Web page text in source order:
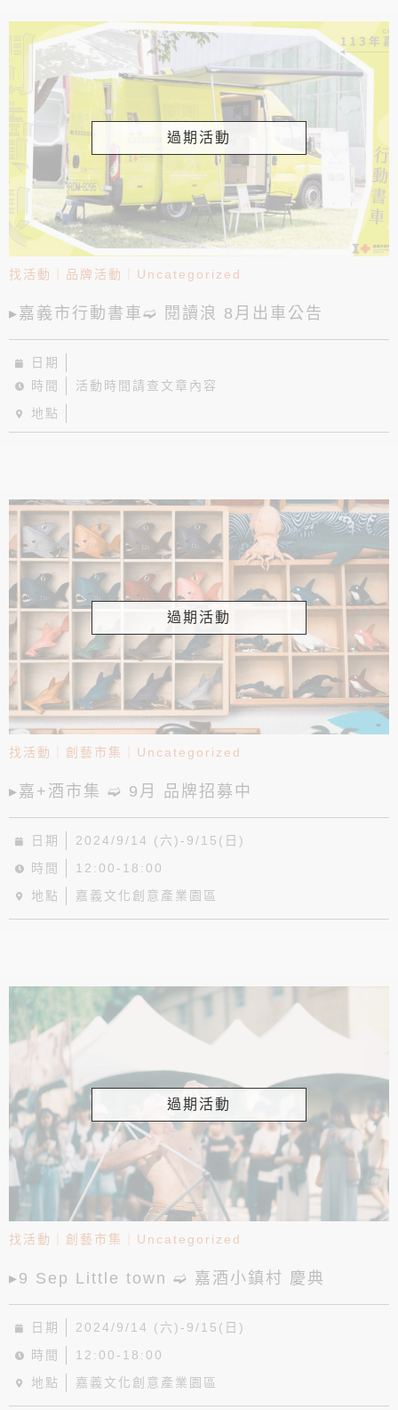
過期活動
找活動 品牌活動 Uncategorized
▸嘉義市行動書車➫ 閱讀浪 8月出車公告
日期
時間
活動時間請查文章內容
地點
過期活動
找活動 創藝市集 Uncategorized
▸嘉+酒市集 ➫ 9月 品牌招募中
日期
2024/9/14 (六)-9/15(日)
時間
12:00-18:00
地點
嘉義文化創意產業園區
過期活動
找活動 創藝市集 Uncategorized
▸9 Sep Little town ➫ 嘉酒小鎮村 慶典
日期
2024/9/14 (六)-9/15(日)
時間
12:00-18:00
地點
嘉義文化創意產業園區